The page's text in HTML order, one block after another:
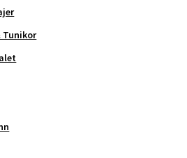
Tunikor